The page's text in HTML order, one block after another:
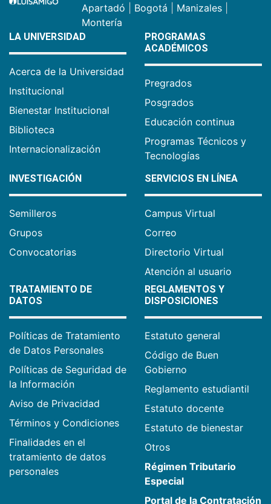
Apartadó Bogotá Manizales
Montería
LA UNIVERSIDAD
Acerca de la Universidad
Institucional
Bienestar Institucional
Biblioteca
Internacionalización
PROGRAMAS
ACADÉMICOS
Pregrados
Posgrados
Educación continua
Programas Técnicos y
Tecnologías
INVESTIGACIÓN
Semilleros
Grupos
Convocatorias
SERVICIOS EN LÍNEA
Campus Virtual
Correo
Directorio Virtual
Atención al usuario
TRATAMIENTO DE
DATOS
Políticas de Tratamiento
de Datos Personales
Políticas de Seguridad de
la Información
Aviso de Privacidad
Términos y Condiciones
Finalidades en el
tratamiento de datos
personales
REGLAMENTOS Y
DISPOSICIONES
Estatuto general
Código de Buen
Gobierno
Reglamento estudiantil
Estatuto docente
Estatuto de bienestar
Otros
Régimen Tributario
Especial
Portal de la Contratación